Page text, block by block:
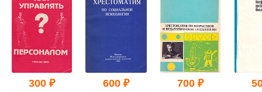
300 ₽ 600 ₽ 700 ₽